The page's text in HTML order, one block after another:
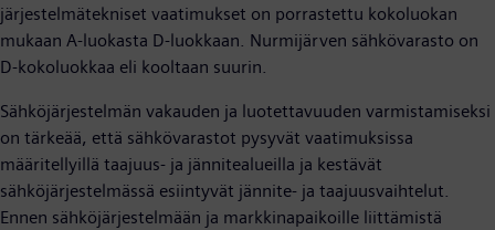
järjestelmätekniset vaatimukset on porrastettu kokoluokan
mukaan A-luokasta D-luokkaan. Nurmijärven sähkövarasto on
D-kokoluokkaa eli kooltaan suurin.
Sähköjärjestelmän vakauden ja luotettavuuden varmistamiseksi
on tärkeää, että sähkövarastot pysyvät vaatimuksissa
määritellyillä taajuus- ja jännitealueilla ja kestävät
sähköjärjestelmässä esiintyvät jännite- ja taajuusvaihtelut.
Ennen sähköjärjestelmään ja markkinapaikoille liittämistä